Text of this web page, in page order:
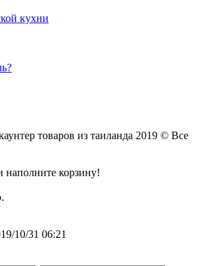
кухни
товаров из таиланда 2019 © Все
корзину!
10/31 06:21